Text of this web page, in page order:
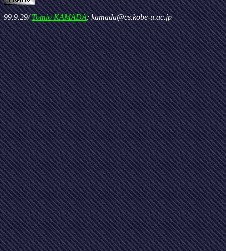
99.9.29/Tomio KAMADA: kamada@cs.kobe-u.ac.jp